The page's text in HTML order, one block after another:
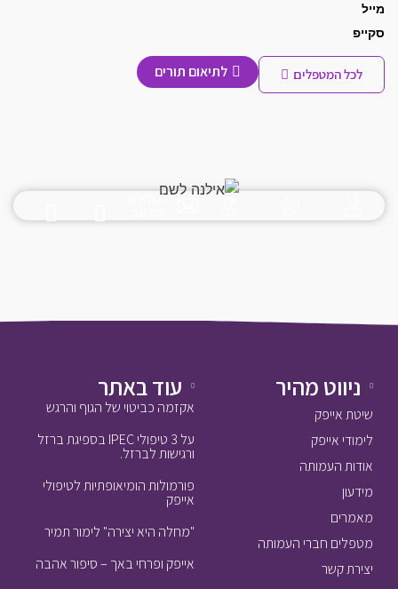
מייל
סקייפ
לכל המטפלים לתיאום תורים
לשליחת
ניווט מהיר
שיטת אייפק
לימודי אייפק
אודות העמותה
מידעון
מאמרים
מטפלים חברי העמותה
יצירת קשר
עוד באתר
אקזמה כביטוי של הגוף והרגש
על 3 טיפולי IPEC בספיגת ברזל
ורגישות לברזל.
פורמולות הומיאופתיות לטיפולי
אייפק
"מחלה היא יצירה" לימור תמיר
אייפק ופרחי באך – סיפור אהבה